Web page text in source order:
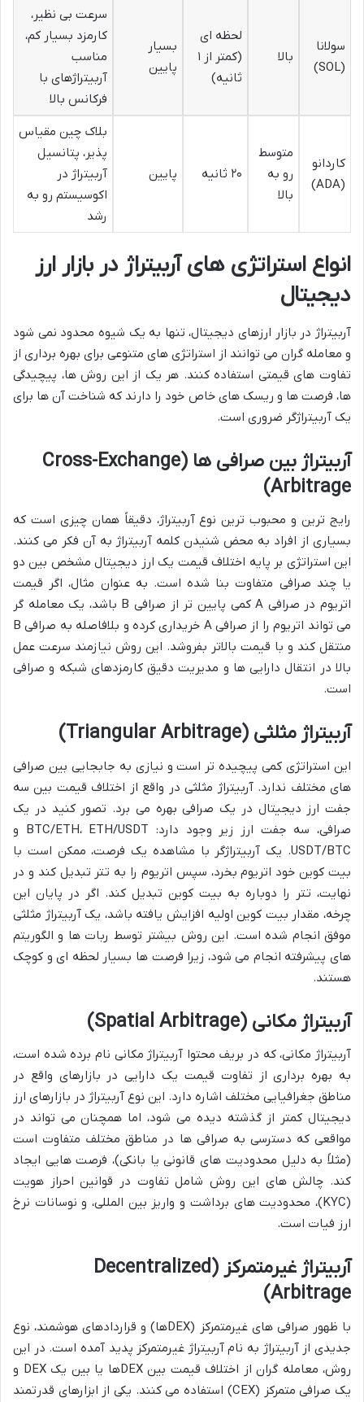
سولانا
(SOL)
بالا
لحظه ای
(کمتر از ۱
ثانیه)
بسیار
پایین
سرعت بی نظیر،
کارمزد بسیار کم،
مناسب
آربیتراژهای با
فرکانس بالا
کاردانو
(ADA)
متوسط
رو به
بالا
۲۰ ثانیه پایین
بلاک چین مقیاس
پذیر، پتانسیل
آربیتراژ در
اکوسیستم رو به
رشد
انواع استراتژی های آربیتراژ در بازار ارز
دیجیتال
آربیتراژ در بازار ارزهای دیجیتال، تنها به یک شیوه محدود نمی شود
و معامله گران می توانند از استراتژی های متنوعی برای بهره برداری از
تفاوت های قیمتی استفاده کنند. هر یک از این روش ها، پیچیدگی
ها، فرصت ها و ریسک های خاص خود را دارند که شناخت آن ها برای
یک آربیتراژگر ضروری است.
آربیتراژ بین صرافی ها (Cross-Exchange
Arbitrage)
رایج ترین و محبوب ترین نوع آربیتراژ، دقیقاً همان چیزی است که
بسیاری از افراد به محض شنیدن کلمه آربیتراژ به آن فکر می کنند.
این استراتژی بر پایه اختلاف قیمت یک ارز دیجیتال مشخص بین دو
یا چند صرافی متفاوت بنا شده است. به عنوان مثال، اگر قیمت
اتریوم در صرافی A کمی پایین تر از صرافی B باشد، یک معامله گر
می تواند اتریوم را از صرافی A خریداری کرده و بلافاصله به صرافی B
منتقل کند و با قیمت بالاتر بفروشد. این روش نیازمند سرعت عمل
بالا در انتقال دارایی ها و مدیریت دقیق کارمزدهای شبکه و صرافی
است.
آربیتراژ مثلثی (Triangular Arbitrage)
این استراتژی کمی پیچیده تر است و نیازی به جابجایی بین صرافی
های مختلف ندارد. آربیتراژ مثلثی در واقع از اختلاف قیمت بین سه
جفت ارز دیجیتال در یک صرافی بهره می برد. تصور کنید در یک
صرافی، سه جفت ارز زیر وجود دارد: BTC/ETH، ETH/USDT و
USDT/BTC. یک آربیتراژگر با مشاهده یک فرصت، ممکن است با
بیت کوین خود اتریوم بخرد، سپس اتریوم را به تتر تبدیل کند و در
نهایت، تتر را دوباره به بیت کوین تبدیل کند. اگر در پایان این
چرخه، مقدار بیت کوین اولیه افزایش یافته باشد، یک آربیتراژ مثلثی
موفق انجام شده است. این روش بیشتر توسط ربات ها و الگوریتم
های پیشرفته انجام می شود، زیرا فرصت ها بسیار لحظه ای و کوچک
هستند.
آربیتراژ مکانی (Spatial Arbitrage)
آربیتراژ مکانی، که در بریف محتوا آربیتراژ مکانی نام برده شده است،
به بهره برداری از تفاوت قیمت یک دارایی در بازارهای واقع در
مناطق جغرافیایی مختلف اشاره دارد. این نوع آربیتراژ در بازارهای ارز
دیجیتال کمتر از گذشته دیده می شود، اما همچنان می تواند در
مواقعی که دسترسی به صرافی ها در مناطق مختلف متفاوت است
(مثلاً به دلیل محدودیت های قانونی یا بانکی)، فرصت هایی ایجاد
کند. چالش های این روش شامل تفاوت در قوانین احراز هویت
(KYC)، محدودیت های برداشت و واریز بین المللی، و نوسانات نرخ
ارز فیات است.
آربیتراژ غیرمتمرکز (Decentralized
Arbitrage)
با ظهور صرافی های غیرمتمرکز (DEXها) و قراردادهای هوشمند، نوع
جدیدی از آربیتراژ به نام آربیتراژ غیرمتمرکز پدید آمده است. در این
روش، معامله گران از اختلاف قیمت بین DEXها یا بین یک DEX و
یک صرافی متمرکز (CEX) استفاده می کنند. یکی از ابزارهای قدرتمند